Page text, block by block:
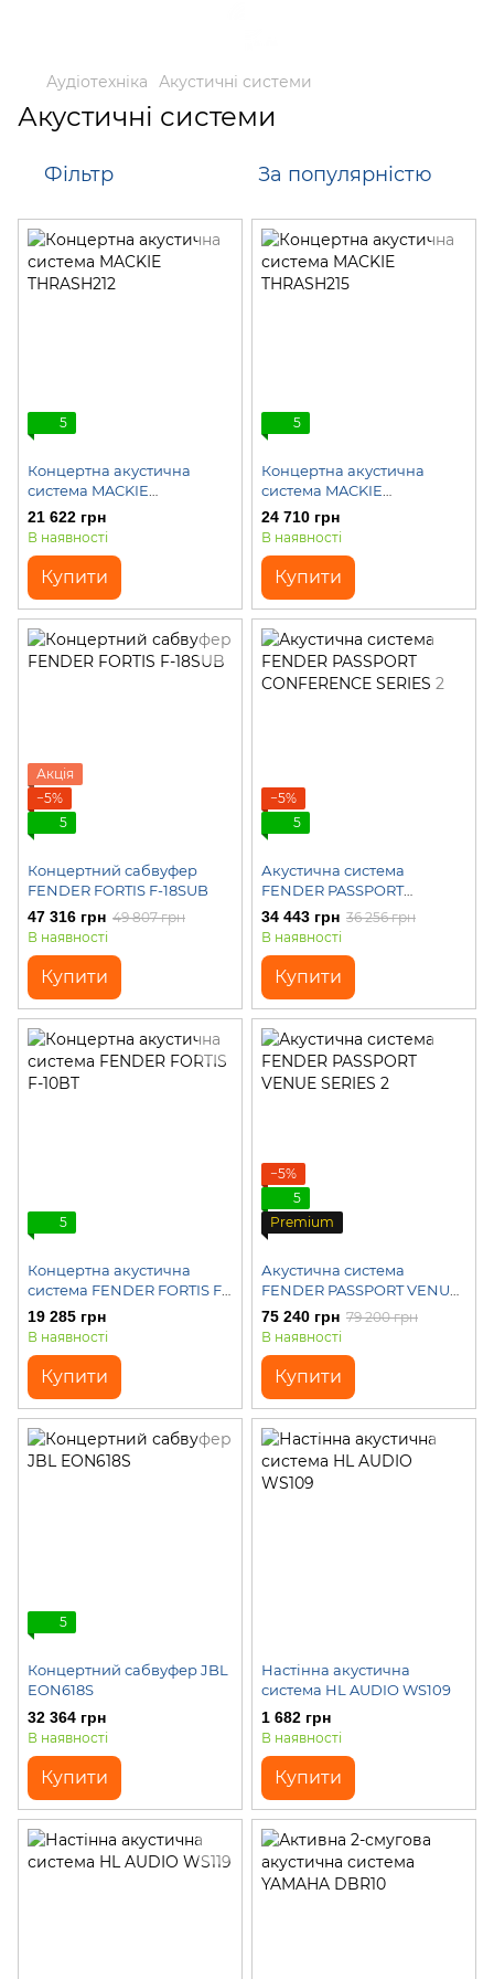
Аудіотехніка Акустичні системи
Акустичні системи
Фільтр За популярністю
5
Концертна акустична
система MACKIE
THRASH212
21 622 грн
В наявності
Купити
5
Концертна акустична
система MACKIE
THRASH215
24 710 грн
В наявності
Купити
Акція
−5%
5
Концертний сабвуфер
FENDER FORTIS F-18SUB
47 316 грн 49 807 грн
В наявності
Купити
−5%
5
Акустична система
FENDER PASSPORT
CONFERENCE SERIES 2
34 443 грн 36 256 грн
В наявності
Купити
5
Концертна акустична
система FENDER FORTIS F-
10BT
19 285 грн
В наявності
Купити
−5%
5
Premium
Акустична система
FENDER PASSPORT VENUE
SERIES 2
75 240 грн 79 200 грн
В наявності
Купити
5
Концертний сабвуфер JBL
EON618S
32 364 грн
В наявності
Купити
Настінна акустична
система HL AUDIO WS109
1 682 грн
В наявності
Купити